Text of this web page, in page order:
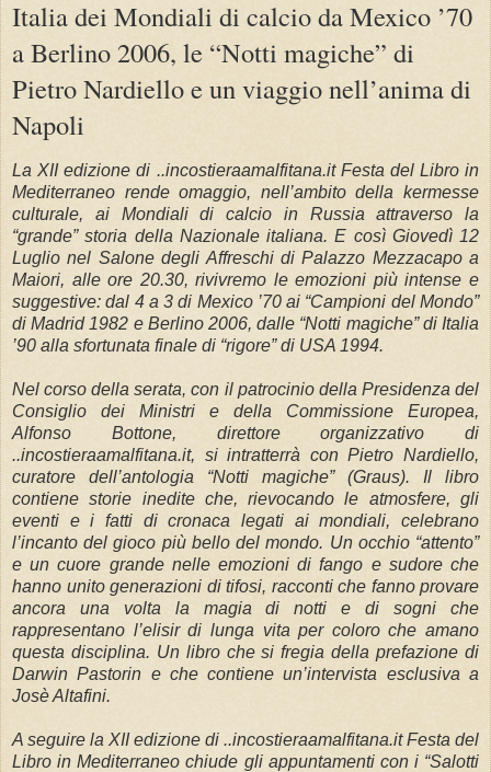
Italia dei Mondiali di calcio da Mexico ’70
a Berlino 2006, le “Notti magiche” di
Pietro Nardiello e un viaggio nell’anima di
Napoli
La XII edizione di ..incostieraamalfitana.it Festa del Libro in
Mediterraneo rende omaggio, nell’ambito della kermesse
culturale, ai Mondiali di calcio in Russia attraverso la
“grande” storia della Nazionale italiana. E così Giovedì 12
Luglio nel Salone degli Affreschi di Palazzo Mezzacapo a
Maiori, alle ore 20.30, rivivremo le emozioni più intense e
suggestive: dal 4 a 3 di Mexico ’70 ai “Campioni del Mondo”
di Madrid 1982 e Berlino 2006, dalle “Notti magiche” di Italia
’90 alla sfortunata finale di “rigore” di USA 1994.
Nel corso della serata, con il patrocinio della Presidenza del
Consiglio dei Ministri e della Commissione Europea,
Alfonso Bottone, direttore organizzativo di
..incostieraamalfitana.it, si intratterrà con Pietro Nardiello,
curatore dell’antologia “Notti magiche” (Graus). Il libro
contiene storie inedite che, rievocando le atmosfere, gli
eventi e i fatti di cronaca legati ai mondiali, celebrano
l’incanto del gioco più bello del mondo. Un occhio “attento”
e un cuore grande nelle emozioni di fango e sudore che
hanno unito generazioni di tifosi, racconti che fanno provare
ancora una volta la magia di notti e di sogni che
rappresentano l’elisir di lunga vita per coloro che amano
questa disciplina. Un libro che si fregia della prefazione di
Darwin Pastorin e che contiene un’intervista esclusiva a
Josè Altafini.
A seguire la XII edizione di ..incostieraamalfitana.it Festa del
Libro in Mediterraneo chiude gli appuntamenti con i “Salotti